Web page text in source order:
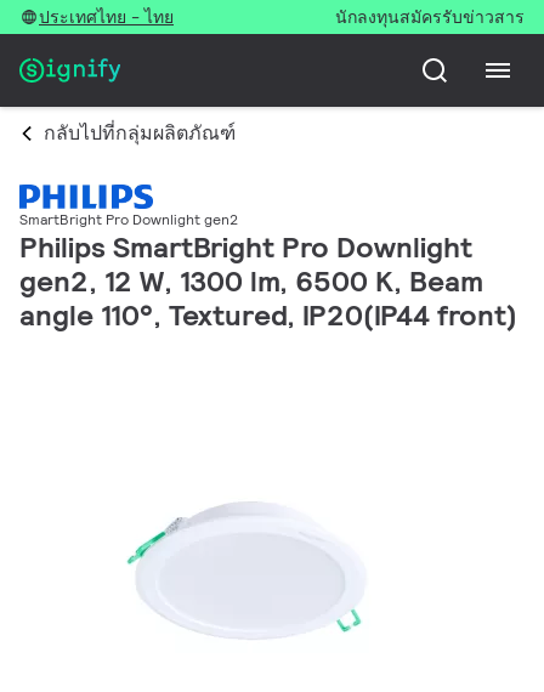
ประเทศไทย - ไทย นักลงทุนสมัครรับข่าวสาร
กลับไปที่กลุ่มผลิตภัณฑ์
SmartBright Pro Downlight gen2
Philips SmartBright Pro Downlight
gen2, 12 W, 1300 lm, 6500 K, Beam
angle 110°, Textured, IP20(IP44 front)